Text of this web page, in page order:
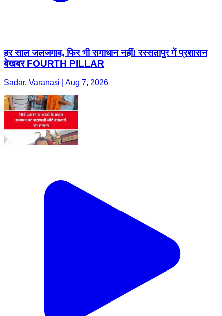
हर साल जलजमाव, फिर भी समाधान नहीं! रस्सतापुर में प्रशासन
बेखबर FOURTH PILLAR
Sadar, Varanasi | Aug 7, 2026